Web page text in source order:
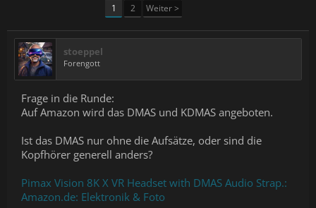
1 2 Weiter >
stoeppel
Forengott
Frage in die Runde:
Auf Amazon wird das DMAS und KDMAS angeboten.
Ist das DMAS nur ohne die Aufsätze, oder sind die
Kopfhörer generell anders?
Pimax Vision 8K X VR Headset with DMAS Audio Strap.:
Amazon.de: Elektronik & Foto